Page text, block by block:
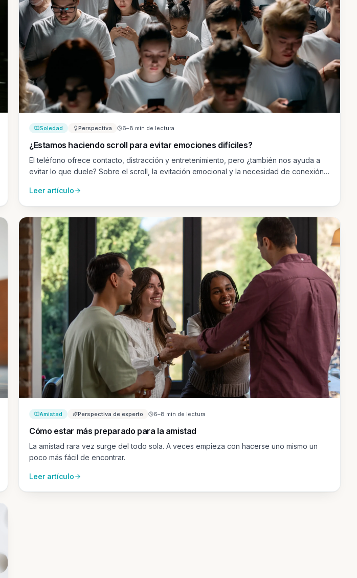
Soledad Perspectiva 6–8 min de lectura
¿Estamos haciendo scroll para evitar emociones difíciles?
El teléfono ofrece contacto, distracción y entretenimiento, pero ¿también nos ayuda a
evitar lo que duele? Sobre el scroll, la evitación emocional y la necesidad de conexión
Leer artículo
Amistad Perspectiva de experto 6–8 min de lectura
Cómo estar más preparado para la amistad
La amistad rara vez surge del todo sola. A veces empieza con hacerse uno mismo un
poco más fácil de encontrar.
Leer artículo